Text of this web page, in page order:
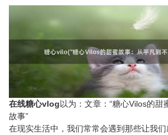
在线糖心vlog以为：文章：“糖心Vilos的甜
故事”
在现实生活中，我们常常会遇到那些让我